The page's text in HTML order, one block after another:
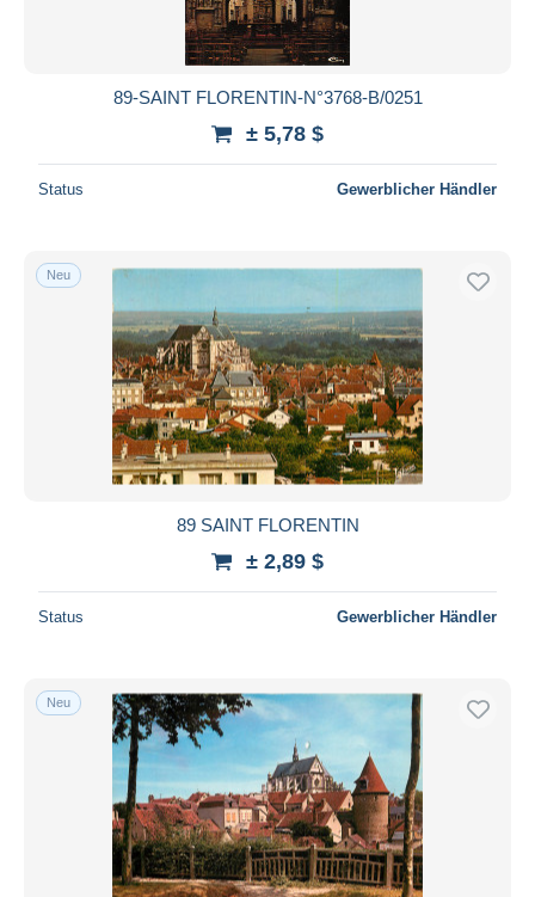
89-SAINT FLORENTIN-N°3768-B/0251
± 5,78 $
Status Gewerblicher Händler
Neu
89 SAINT FLORENTIN
± 2,89 $
Status Gewerblicher Händler
Neu